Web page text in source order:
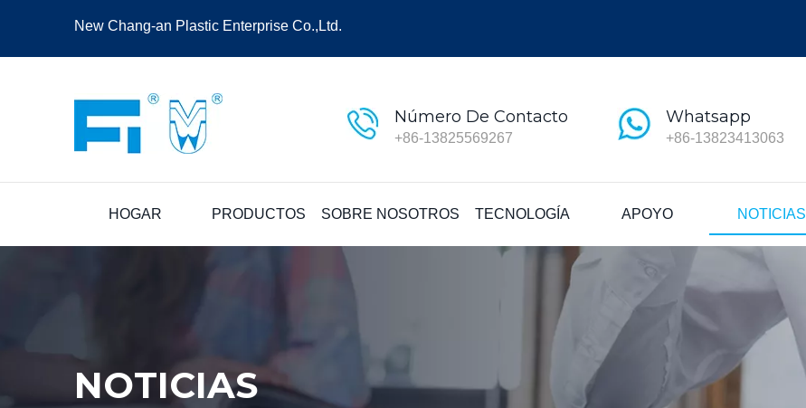
New Chang-an Plastic Enterprise Co.,Ltd.
Número De Contacto
+86-13825569267
Whatsapp
+86-13823413063
HOGAR PRODUCTOS SOBRE NOSOTROS TECNOLOGÍA APOYO NOTICIAS
NOTICIAS